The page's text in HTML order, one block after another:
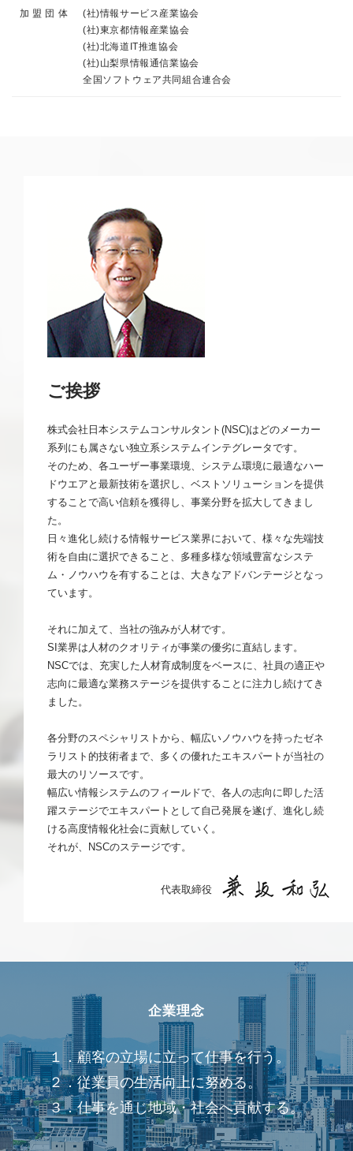
加 盟 団 体
(社)情報サービス産業協会
(社)東京都情報産業協会
(社)北海道IT推進協会
(社)山梨県情報通信業協会
全国ソフトウェア共同組合連合会
ご挨拶
株式会社日本システムコンサルタント(NSC)はどのメーカー
系列にも属さない独立系システムインテグレータです。
そのため、各ユーザー事業環境、システム環境に最適なハー
ドウエアと最新技術を選択し、ベストソリューションを提供
することで高い信頼を獲得し、事業分野を拡大してきまし
た。
日々進化し続ける情報サービス業界において、様々な先端技
術を自由に選択できること、多種多様な領域豊富なシステ
ム・ノウハウを有することは、大きなアドバンテージとなっ
ています。
それに加えて、当社の強みが人材です。
SI業界は人材のクオリティが事業の優劣に直結します。
NSCでは、充実した人材育成制度をベースに、社員の適正や
志向に最適な業務ステージを提供することに注力し続けてき
ました。
各分野のスペシャリストから、幅広いノウハウを持ったゼネ
ラリスト的技術者まで、多くの優れたエキスパートが当社の
最大のリソースです。
幅広い情報システムのフィールドで、各人の志向に即した活
躍ステージでエキスパートとして自己発展を遂げ、進化し続
ける高度情報化社会に貢献していく。
それが、NSCのステージです。
代表取締役
企業理念
１．顧客の立場に立って仕事を行う。
２．従業員の生活向上に努める。
３．仕事を通じ地域・社会へ貢献する。